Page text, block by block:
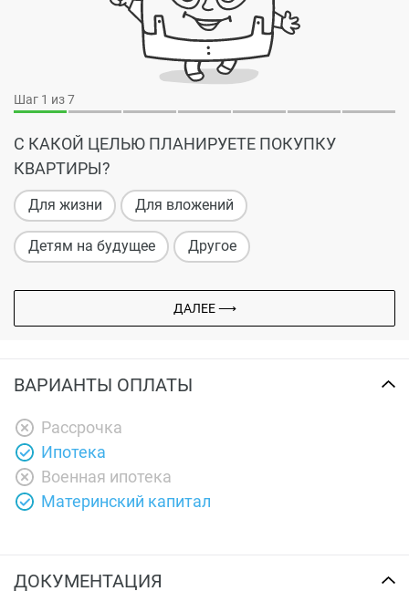
Шаг 1 из 7
С КАКОЙ ЦЕЛЬЮ ПЛАНИРУЕТЕ ПОКУПКУ
КВАРТИРЫ?
Для жизни Для вложений
Детям на будущее Другое
ДАЛЕЕ ⟶
ВАРИАНТЫ ОПЛАТЫ
Рассрочка
Ипотека
Военная ипотека
Материнский капитал
ДОКУМЕНТАЦИЯ